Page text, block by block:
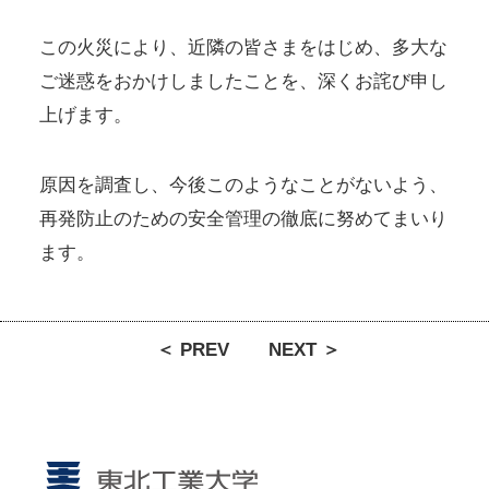
この火災により、近隣の皆さまをはじめ、多大な
ご迷惑をおかけしましたことを、深くお詫び申し
上げます。
原因を調査し、今後このようなことがないよう、
再発防止のための安全管理の徹底に努めてまいり
ます。
＜ PREV NEXT ＞